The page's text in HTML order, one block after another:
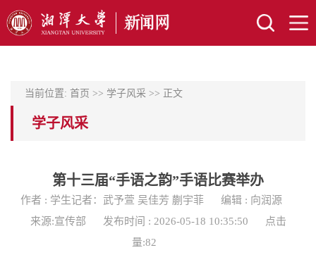
当前位置: 首页 >> 学子风采 >> 正文
学子风采
第十三届“手语之韵”手语比赛举办
作者 : 学生记者：武予萱 吴佳芳 蒯宇菲
编辑 : 向润源
来源:宣传部
发布时间 : 2026-05-18 10:35:50
点击
量:82